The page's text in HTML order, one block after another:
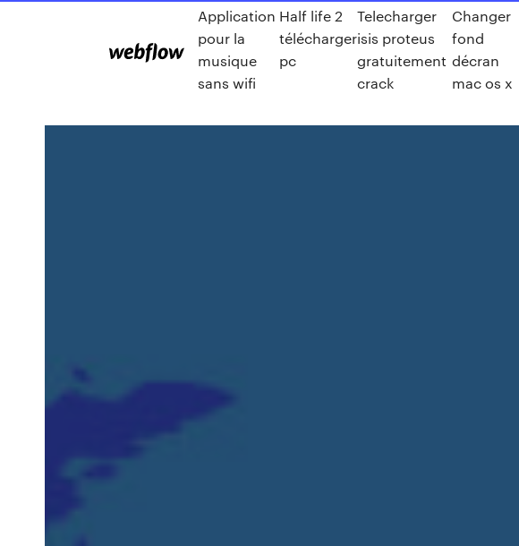
Application
pour la
musique
sans wifi
Half life 2
télécharger
pc
Telecharger
isis proteus
gratuitement
crack
Changer
fond
décran
mac os x